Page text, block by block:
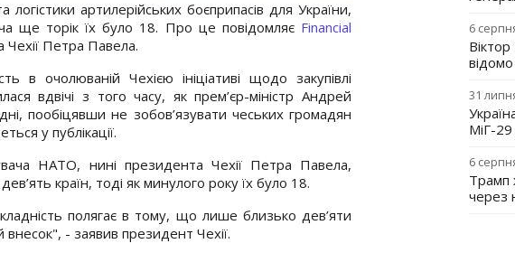
логістики артилерійських боєприпасів для України,
ще торік їх було 18. Про це повідомляє Financial
Петра Павела.
в очолюваній Чехією ініціативі щодо закупівлі
вдвічі з того часу, як прем’єр-міністр Андрей
пообіцявши не зобов’язувати чеських громадян
у публікації.
НАТО, нині президента Чехії Петра Павела,
країн, тоді як минулого року їх було 18.
полягає в тому, що лише близько дев’яти
- заявив президент Чехії.
6
31
МіГ-
6
Трамп
через